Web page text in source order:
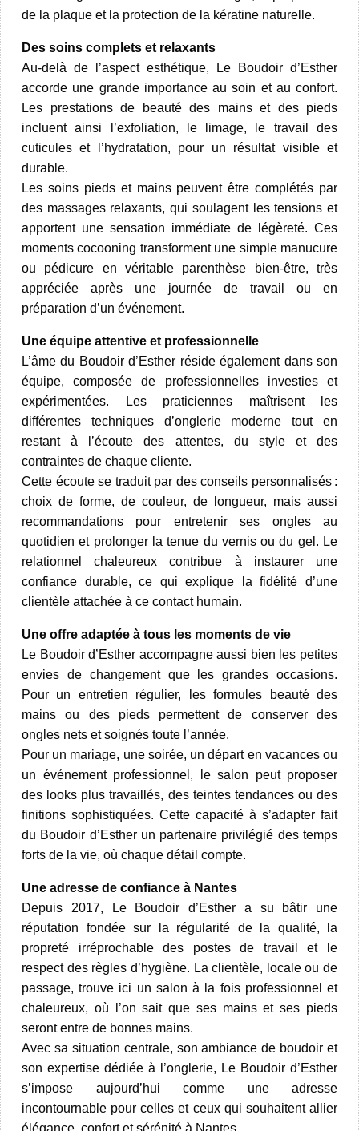
de la plaque et la protection de la kératine naturelle.​
Des soins complets et relaxants
Au-delà de l’aspect esthétique, Le Boudoir d’Esther
accorde une grande importance au soin et au confort.
Les prestations de beauté des mains et des pieds
incluent ainsi l’exfoliation, le limage, le travail des
cuticules et l’hydratation, pour un résultat visible et
durable.​
Les soins pieds et mains peuvent être complétés par
des massages relaxants, qui soulagent les tensions et
apportent une sensation immédiate de légèreté. Ces
moments cocooning transforment une simple manucure
ou pédicure en véritable parenthèse bien-être, très
appréciée après une journée de travail ou en
préparation d’un événement.​
Une équipe attentive et professionnelle
L’âme du Boudoir d’Esther réside également dans son
équipe, composée de professionnelles investies et
expérimentées. Les praticiennes maîtrisent les
différentes techniques d’onglerie moderne tout en
restant à l’écoute des attentes, du style et des
contraintes de chaque cliente.​
Cette écoute se traduit par des conseils personnalisés :
choix de forme, de couleur, de longueur, mais aussi
recommandations pour entretenir ses ongles au
quotidien et prolonger la tenue du vernis ou du gel. Le
relationnel chaleureux contribue à instaurer une
confiance durable, ce qui explique la fidélité d’une
clientèle attachée à ce contact humain.​
Une offre adaptée à tous les moments de vie
Le Boudoir d’Esther accompagne aussi bien les petites
envies de changement que les grandes occasions.
Pour un entretien régulier, les formules beauté des
mains ou des pieds permettent de conserver des
ongles nets et soignés toute l’année.​
Pour un mariage, une soirée, un départ en vacances ou
un événement professionnel, le salon peut proposer
des looks plus travaillés, des teintes tendances ou des
finitions sophistiquées. Cette capacité à s’adapter fait
du Boudoir d’Esther un partenaire privilégié des temps
forts de la vie, où chaque détail compte.​
Une adresse de confiance à Nantes
Depuis 2017, Le Boudoir d’Esther a su bâtir une
réputation fondée sur la régularité de la qualité, la
propreté irréprochable des postes de travail et le
respect des règles d’hygiène. La clientèle, locale ou de
passage, trouve ici un salon à la fois professionnel et
chaleureux, où l’on sait que ses mains et ses pieds
seront entre de bonnes mains.​
Avec sa situation centrale, son ambiance de boudoir et
son expertise dédiée à l’onglerie, Le Boudoir d’Esther
s’impose aujourd’hui comme une adresse
incontournable pour celles et ceux qui souhaitent allier
élégance, confort et sérénité à Nantes.